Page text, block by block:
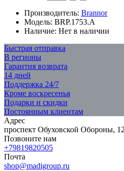
Производитель: Brannor
Модель: BRP.1753.A
Наличие: Нет в наличии
Быстрая отправка
В регионы
Гарантия возврата
14 дней
Поддержка 24/7
Кроме воскресенья
Подарки и скидки
Постоянным клиентам
Адрес
проспект Обуховской Обороны,
Позвоните нам
+79819820505
Почта
shop@madigroup.ru